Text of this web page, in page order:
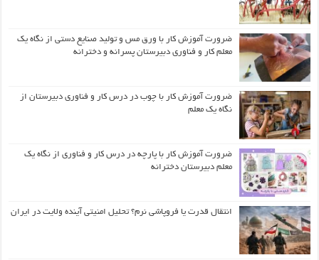
ضرورت آموزش کار با ورق مس و تولید صنایع دستی از نگاه یک
معلم کار و فناوری دبیرستان پسرانه و دخترانه
ضرورت آموزش کار با چوب در درس کار و فناوری دبیرستان از
نگاه یک معلم
ضرورت آموزش کار با پارچه در درس کار و فناوری از نگاه یک
معلم دبیرستان دخترانه
انتقال قدرت یا فروپاشی نرم؟ تحلیل امنیتی آینده ولایت در ایران